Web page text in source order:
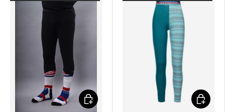
Elegir opciones Elegir